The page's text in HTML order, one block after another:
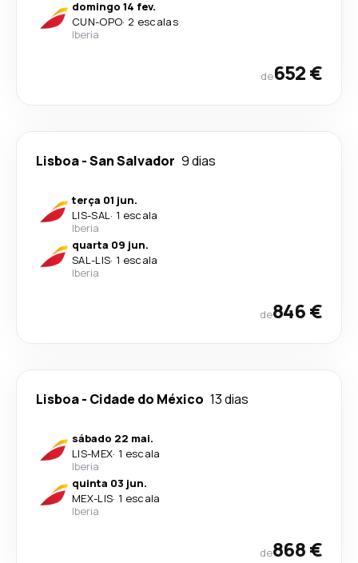
domingo 14 fev.
CUN-OPO· 2 escalas
Iberia
de652 €
Lisboa-San Salvador 9 dias
terça 01 jun.
LIS-SAL· 1 escala
Iberia
quarta 09 jun.
SAL-LIS· 1 escala
Iberia
de846 €
Lisboa- Cidade do México 13 dias
sábado 22 mai.
LIS-MEX· 1 escala
Iberia
quinta 03 jun.
MEX-LIS· 1 escala
Iberia
de868 €